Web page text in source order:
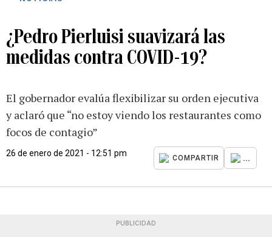
¿Pedro Pierluisi suavizará las
medidas contra COVID-19?
El gobernador evalúa flexibilizar su orden ejecutiva
y aclaró que “no estoy viendo los restaurantes como
focos de contagio”
26 de enero de 2021 - 12:51 pm
COMPARTIR ...
PUBLICIDAD